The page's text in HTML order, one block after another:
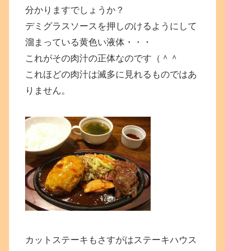
分かりますでしょうか？
デミグラスソースを押しのけるようにして
溜まっている黄色い液体・・・
これがその肉汁の正体なのです（＾＾
これほどの肉汁は滅多に見れるものではあ
りません。
カットステーキもさすがはステーキハウス